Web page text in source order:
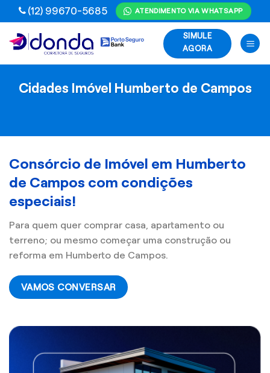
Skip
to
content
(12) 99670-5685 ATENDIMENTO VIA WHATSAPP
SIMULE
AGORA
Cidades Imóvel Humberto de Campos
Consórcio de Imóvel em Humberto
de Campos com condições
especiais!
Para quem quer comprar casa, apartamento ou
terreno; ou mesmo começar uma construção ou
reforma em Humberto de Campos.
VAMOS CONVERSAR